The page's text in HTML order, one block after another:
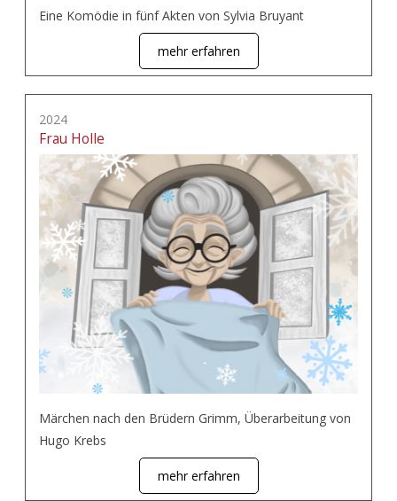
Eine Komödie in fünf Akten von Sylvia Bruyant
mehr erfahren
2024
Frau Holle
Märchen nach den Brüdern Grimm, Überarbeitung von
Hugo Krebs
mehr erfahren